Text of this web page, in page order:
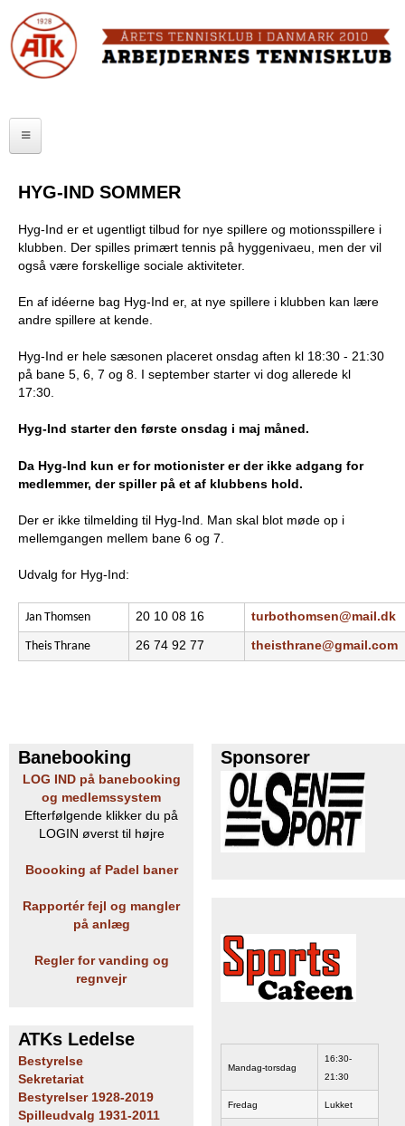
to
main
b
e
n
e
s
e
n
FORSIDE
ATK HALLEN
JUNIOR
TURNERINGER
RANGLISTER
MAKKERBØRS
PADEL I ATK
HYG-IND SOMMER
Hyg-Ind er et ugentligt tilbud for nye spillere og motionsspillere i
klubben. Der spilles primært tennis på hyggenivaeu, men der vil
også være forskellige sociale aktiviteter.
En af idéerne bag Hyg-Ind er, at nye spillere i klubben kan lære
andre spillere at kende.
Hyg-Ind er hele sæsonen placeret onsdag aften kl 18:30 - 21:30
på bane 5, 6, 7 og 8. I september starter vi dog allerede kl
17:30.
Hyg-Ind starter den første onsdag i maj måned.
Da Hyg-Ind kun er for motionister er der ikke adgang for
medlemmer, der spiller på et af klubbens hold.
Der er ikke tilmelding til Hyg-Ind. Man skal blot møde op i
mellemgangen mellem bane 6 og 7.
Udvalg for Hyg-Ind:
Jan Thomsen 20 10 08 16 turbothomsen@mail.dk
Theis Thrane 26 74 92 77 theisthrane@gmail.com
Banebooking
LOG IND på banebooking
og medlemssystem
Efterfølgende klikker du på
LOGIN øverst til højre
Boooking af Padel baner
Rapportér fejl og mangler
på anlæg
Regler for vanding og
regnvejr
ATKs Ledelse
Bestyrelse
Sekretariat
Bestyrelser 1928-2019
Spilleudvalg 1931-2011
Sponsorer
Mandag-torsdag
16:30-
21:30
Fredag Lukket